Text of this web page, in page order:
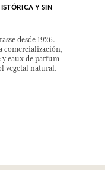
Y SIN
desde 1926.
comercialización,
eaux de parfum
vegetal natural.